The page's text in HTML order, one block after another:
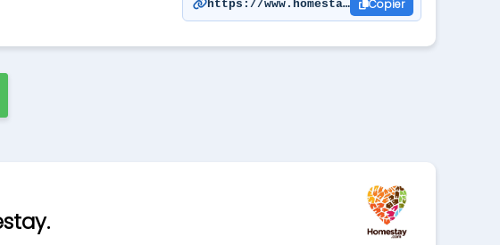
https://www.homestay.com/fr/i/
Copier